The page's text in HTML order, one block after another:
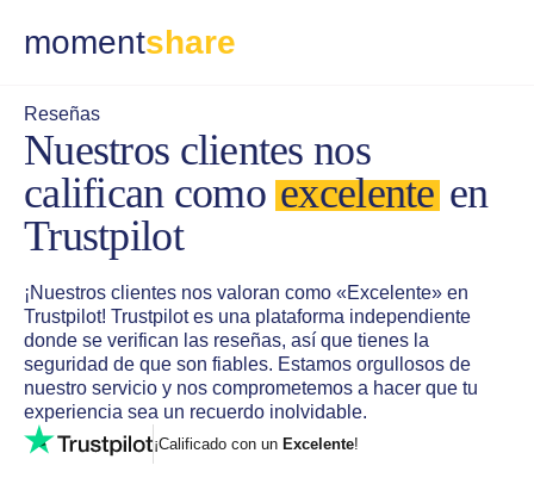
momentshare
Reseñas
Nuestros clientes nos
califican comoexcelenteen
Trustpilot
¡Nuestros clientes nos valoran como «Excelente» en
Trustpilot! Trustpilot es una plataforma independiente
donde se verifican las reseñas, así que tienes la
seguridad de que son fiables. Estamos orgullosos de
nuestro servicio y nos comprometemos a hacer que tu
experiencia sea un recuerdo inolvidable.
¡Calificado con un Excelente!